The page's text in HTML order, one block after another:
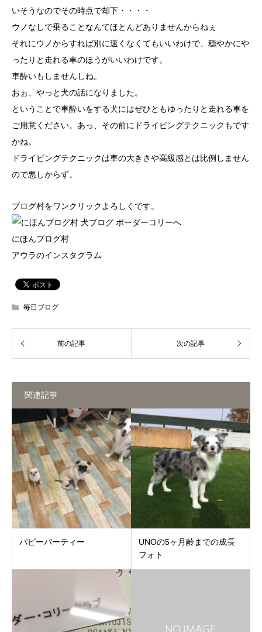
いそうなのでその時点で却下・・・・
ウノなしで乗ることなんてほとんどありませんからねぇ
それにウノからすれば別に速くなくてもいいわけで、穏やかにや
ったりと走れる車のほうがいいわけです。
車酔いもしませんしね。
おぉ、やっと犬の話になりました。
ということで車酔いをする犬にはぜひともゆったりと走れる車を
ご用意ください。あっ、その前にドライビングテクニックもです
かね。
ドライビングテクニックは車の大きさや高級感とは比例しません
ので悪しからず。
ブログ村をワンクリックよろしくです。
にほんブログ村
アウラのインスタグラム
毎日ブログ
関連記事
パピーパーティー
UNOの5ヶ月齢までの成長
フォト